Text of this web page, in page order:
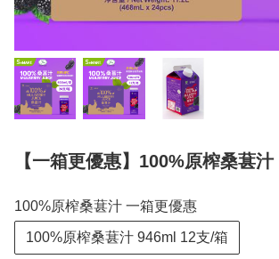
【一箱更優惠】100%原榨桑葚汁
100%原榨桑葚汁 一箱更優惠
100%原榨桑葚汁 946ml 12支/箱